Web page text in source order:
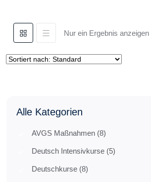
Nur ein Ergebnis anzeigen
Alle Kategorien
AVGS Maßnahmen (8)
Deutsch Intensivkurse (5)
Deutschkurse (8)